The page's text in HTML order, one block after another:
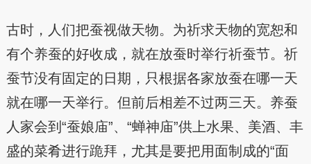
古时，人们把蚕视做天物。为祈求天物的宽恕和
有个养蚕的好收成，就在放蚕时举行祈蚕节。祈
蚕节没有固定的日期，只根据各家放蚕在哪一天
就在哪一天举行。但前后相差不过两三天。养蚕
人家会到“蚕娘庙”、“蝉神庙”供上水果、美酒、丰
盛的菜肴进行跪拜，尤其是要把用面制成的“面